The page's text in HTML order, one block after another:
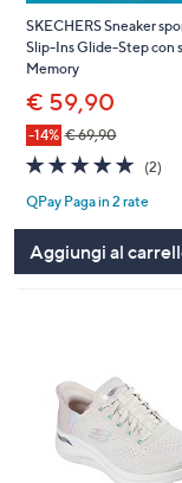
SKECHERS Sneaker
Slip-Ins Glide-Step con
Memory
€ 59,90
-14% € 69,90
5.0
of
5
(2)2
QPay Paga in 2 rate
Aggiungi al